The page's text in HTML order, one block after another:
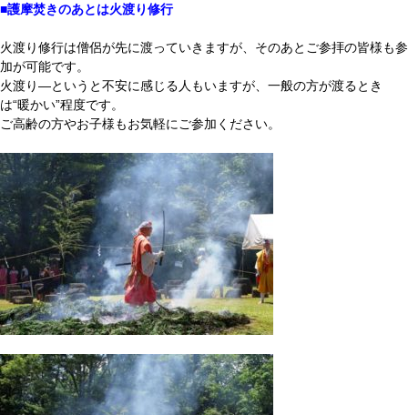
■護摩焚きのあとは火渡り修行
火渡り修行は僧侶が先に渡っていきますが、そのあとご参拝の皆様も参
加が可能です。
火渡り―というと不安に感じる人もいますが、一般の方が渡るとき
は“暖かい”程度です。
ご高齢の方やお子様もお気軽にご参加ください。